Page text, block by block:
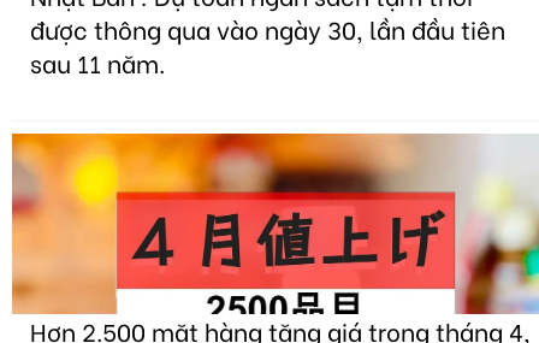
được thông qua vào ngày 30, lần đầu tiên
sau 11 năm.
Hơn 2.500 mặt hàng tăng giá trong tháng 4,